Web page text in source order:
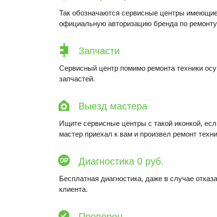
Так обозначаются сервисные центры
официальную авторизацию бренда по
Запчасти
Сервисный центр помимо ремонта техники
запчастей.
Выезд мастера
Ищите сервисные центры с такой иконкой,
мастер приехал к вам и произвел ремонт
Диагностика 0 руб.
Бесплатная диагностика, даже в случае
клиента.